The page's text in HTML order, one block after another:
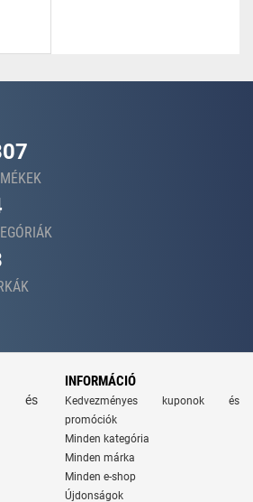
és
INFORMÁCIÓ
Kedvezményes kuponok és
promóciók
Minden kategória
Minden márka
Minden e-shop
Újdonságok